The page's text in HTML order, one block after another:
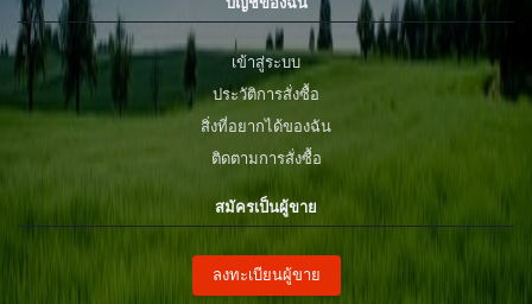
เข้าสู่ระบบ
ประวัติการสั่งซื้อ
สิ่งที่อยากได้ของฉัน
ติดตามการสั่งซื้อ
สมัครเป็นผู้ขาย
ลงทะเบียนผู้ขาย